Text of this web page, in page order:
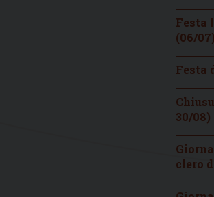
Festa
(06/07)
Festa
30/08)
clero